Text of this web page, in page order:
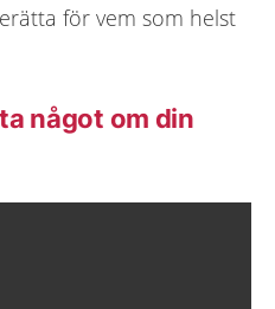
för vem som helst
något om din